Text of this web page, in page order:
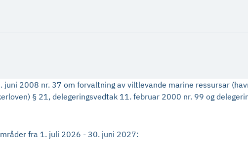
2008 nr. 37 om forvaltning av viltlevande marine ressursar
§ 21, delegeringsvedtak 11. februar 2000 nr. 99 og
fra 1. juli 2026 - 30. juni 2027: